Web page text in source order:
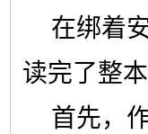
在绑着
读完了整
首先，